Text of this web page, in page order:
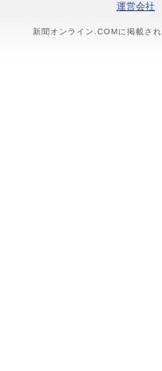
運営会社
新聞オンライン.COMに掲載さ